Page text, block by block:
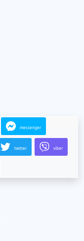
messenger
twitter viber